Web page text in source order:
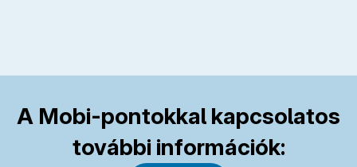
A Mobi-pontokkal kapcsolatos
további információk: